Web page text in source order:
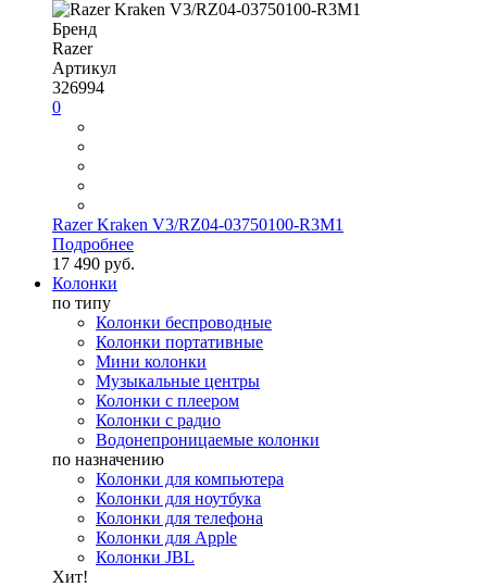
Бренд
Razer
Артикул
326994
0
Razer Kraken V3/RZ04-03750100-R3M1
Подробнее
17 490 руб.
Колонки
по типу
Колонки беспроводные
Колонки портативные
Мини колонки
Музыкальные центры
Колонки с плеером
Колонки с радио
Водонепроницаемые колонки
по назначению
Колонки для компьютера
Колонки для ноутбука
Колонки для телефона
Колонки для Apple
Колонки JBL
Хит!